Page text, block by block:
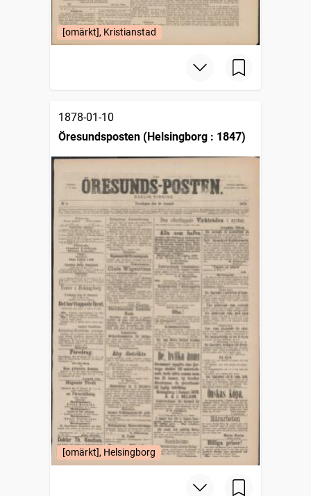
[omärkt], Kristianstad
1878-01-10
Öresundsposten (Helsingborg : 1847)
[omärkt], Helsingborg